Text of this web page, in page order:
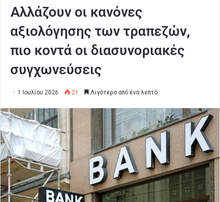
Αλλάζουν οι κανόνες
αξιολόγησης των τραπεζών,
πιο κοντά οι διασυνοριακές
συγχωνεύσεις
1 Ιουλίου 2026 21 Λιγότερο από ένα λεπτό